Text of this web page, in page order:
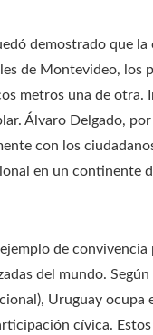
demostrado que
de Montevideo, los
metros una de
Álvaro Delgado,
con los
en un continente
de
del mundo.
Uruguay
cívica.